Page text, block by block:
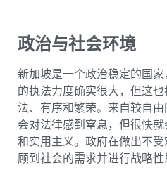
政治与社会环境
新加坡是一个政治稳定的国
的执法力度确实很大，但这
法、有序和繁荣。来自较自
会对法律感到窒息，但很快
和实用主义。政府在做出不
顾到社会的需求并进行战略性